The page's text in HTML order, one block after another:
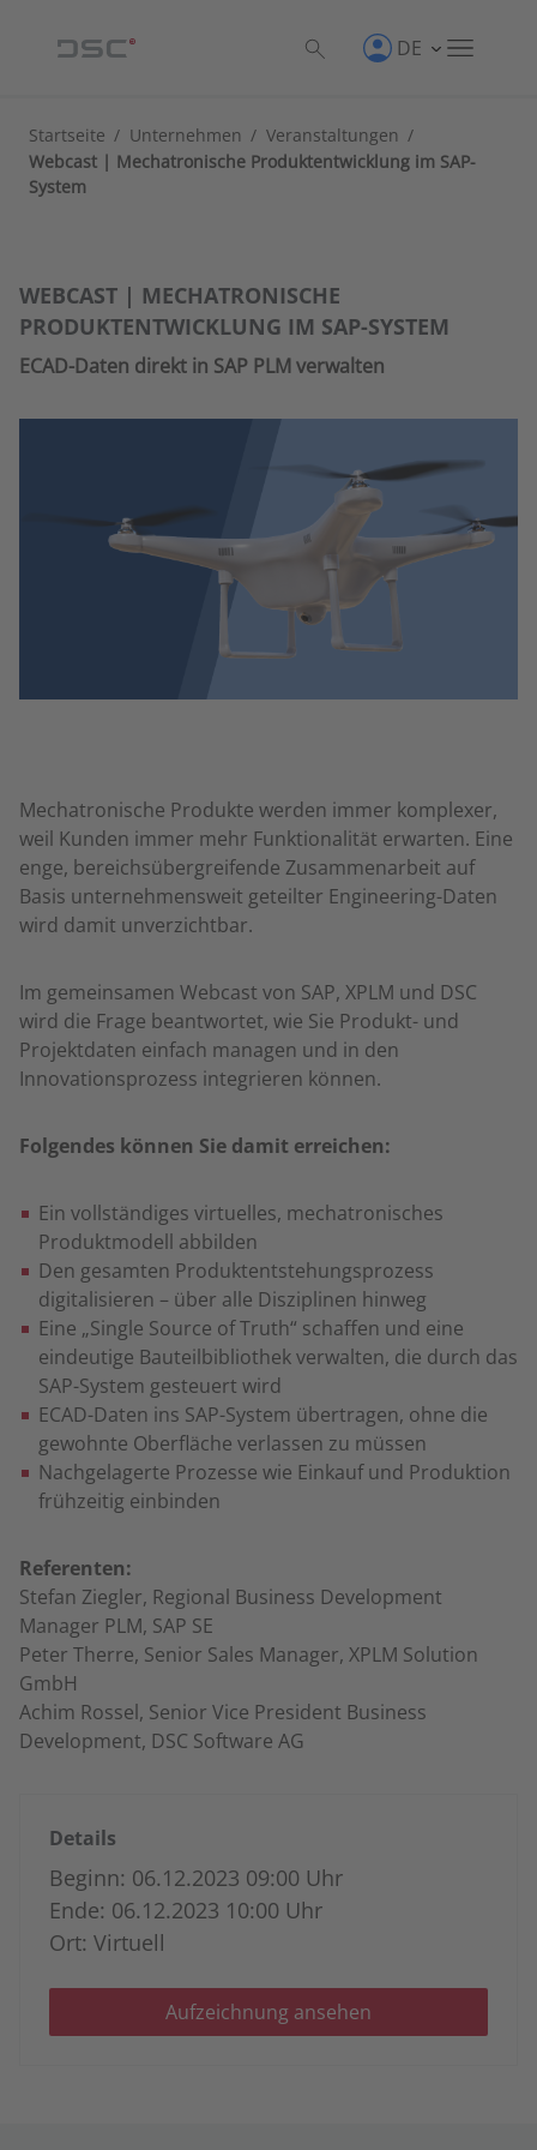
DE
Startseite / Unternehmen / Veranstaltungen /
Webcast | Mechatronische Produktentwicklung im SAP-
System
WEBCAST | MECHATRONISCHE
PRODUKTENTWICKLUNG IM SAP-SYSTEM
ECAD-Daten direkt in SAP PLM verwalten
Mechatronische Produkte werden immer komplexer,
weil Kunden immer mehr Funktionalität erwarten. Eine
enge, bereichsübergreifende Zusammenarbeit auf
Basis unternehmensweit geteilter Engineering-Daten
wird damit unverzichtbar.
Im gemeinsamen Webcast von SAP, XPLM und DSC
wird die Frage beantwortet, wie Sie Produkt- und
Projektdaten einfach managen und in den
Innovationsprozess integrieren können.
Folgendes können Sie damit erreichen:
Ein vollständiges virtuelles, mechatronisches
Produktmodell abbilden
Den gesamten Produktentstehungsprozess
digitalisieren – über alle Disziplinen hinweg
Eine „Single Source of Truth“ schaffen und eine
eindeutige Bauteilbibliothek verwalten, die durch das
SAP-System gesteuert wird
ECAD-Daten ins SAP-System übertragen, ohne die
gewohnte Oberfläche verlassen zu müssen
Nachgelagerte Prozesse wie Einkauf und Produktion
frühzeitig einbinden
Referenten:
Stefan Ziegler, Regional Business Development
Manager PLM, SAP SE
Peter Therre, Senior Sales Manager, XPLM Solution
GmbH
Achim Rossel, Senior Vice President Business
Development, DSC Software AG
Details
Beginn: 06.12.2023 09:00 Uhr
Ende: 06.12.2023 10:00 Uhr
Ort: Virtuell
Aufzeichnung ansehen